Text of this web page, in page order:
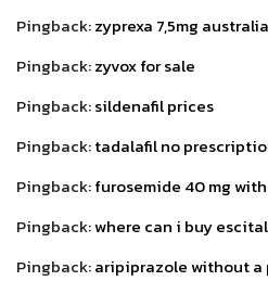
Pingback:zyprexa 7,5mg australia
Pingback:zyvox for sale
Pingback:sildenafil prices
Pingback:tadalafil no
Pingback:furosemide 40 mg
Pingback:where can i buy
Pingback:aripiprazole without